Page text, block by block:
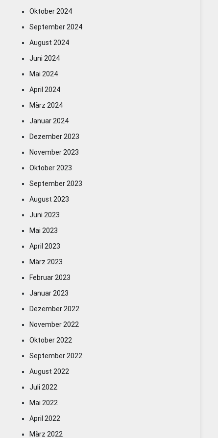
Oktober 2024
September 2024
August 2024
Juni 2024
Mai 2024
April 2024
März 2024
Januar 2024
Dezember 2023
November 2023
Oktober 2023
September 2023
August 2023
Juni 2023
Mai 2023
April 2023
März 2023
Februar 2023
Januar 2023
Dezember 2022
November 2022
Oktober 2022
September 2022
August 2022
Juli 2022
Mai 2022
April 2022
März 2022